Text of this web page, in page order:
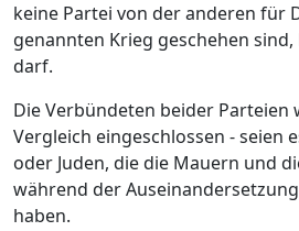
keine Partei von der anderen für
genannten Krieg geschehen
darf.
Die Verbündeten beider Parteien
Vergleich eingeschlossen - seien
oder Juden, die die Mauern und
während der
haben.